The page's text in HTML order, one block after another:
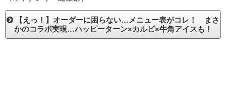
【えっ！】オーダーに困らない…メニュー表がコレ！ まさ
かのコラボ実現…ハッピーターン×カルビ×牛角アイスも！